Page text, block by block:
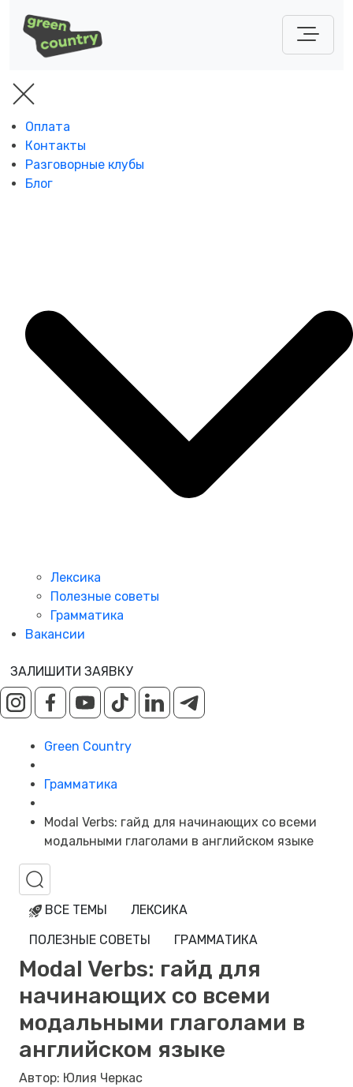
Оплата
Контакты
Разговорные клубы
Блог
Лексика
Полезные советы
Грамматика
Вакансии
ЗАЛИШИТИ ЗАЯВКУ
Green Country
Грамматика
Modal Verbs: гайд для начинающих со всеми
модальными глаголами в английском языке
ВСЕ ТЕМЫ
ЛЕКСИКА
ПОЛЕЗНЫЕ СОВЕТЫ
ГРАММАТИКА
Modal Verbs: гайд для
начинающих со всеми
модальными глаголами в
английском языке
Автор: Юлия Черкас